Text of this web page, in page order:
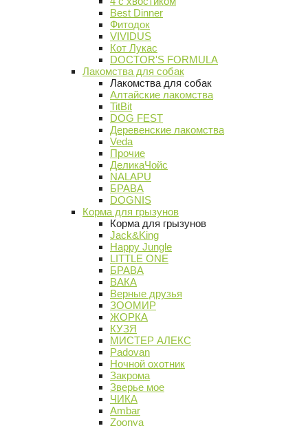
Best Dinner
Фитодок
VIVIDUS
Кот Лукас
DOCTOR'S FORMULA
Лакомства для собак
Лакомства для собак
Алтайские лакомства
TitBit
DOG FEST
Деревенские лакомства
Veda
Прочие
ДеликаЧойс
NALAPU
БРАВА
DOGNIS
Корма для грызунов
Корма для грызунов
Jack&King
Happy Jungle
LITTLE ONE
БРАВА
ВАКА
Верные друзья
ЗООМИР
ЖОРКА
КУЗЯ
МИСТЕР АЛЕКС
Padovan
Ночной охотник
Закрома
Зверье мое
ЧИКА
Ambar
Zoonya